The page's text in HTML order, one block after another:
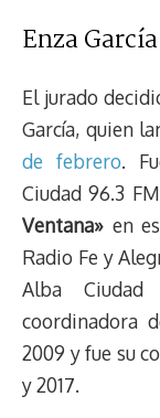
Enza García
El jurado
García, quien
de febrero.
Ciudad 96.3
Ventana» en
Radio Fe y
Alba
coordinadora
2009 y fue su
y 2017.